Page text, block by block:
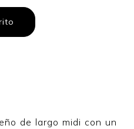
de largo midi con un